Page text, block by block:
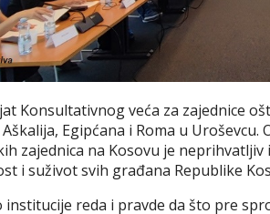
Konsultativnog veća za zajednice
Aškalija, Egipćana i Roma u
zajednica na Kosovu je
i suživot svih građana Republike
institucije reda i pravde da što pre